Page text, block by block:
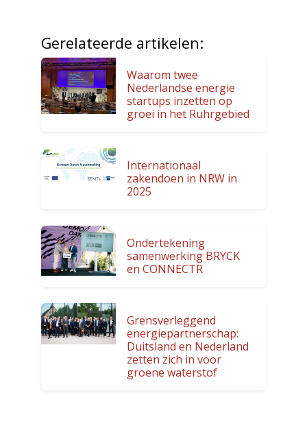
Gerelateerde artikelen:
Waarom twee
Nederlandse energie
startups inzetten op
groei in het Ruhrgebied
Internationaal
zakendoen in NRW in
2025
Ondertekening
samenwerking BRYCK
en CONNECTR
Grensverleggend
energiepartnerschap:
Duitsland en Nederland
zetten zich in voor
groene waterstof